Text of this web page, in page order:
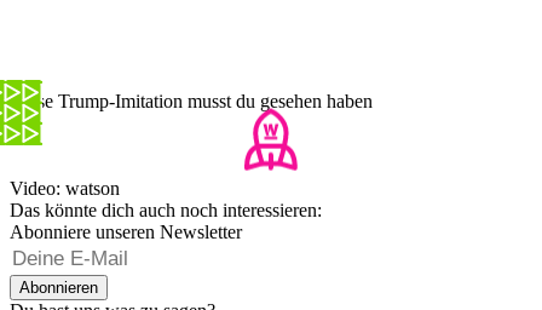
Diese Trump-Imitation musst du gesehen haben
Video: watson
Das könnte dich auch noch interessieren:
Abonniere unseren Newsletter
Abonnieren